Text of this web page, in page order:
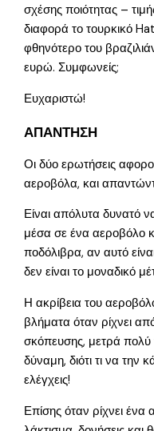
σχέσης ποιότητας –
διαφορά το τουρκικό
φθηνότερο του
ευρώ. Συμφωνείς;
Ευχαριστώ!
ΑΠΑΝΤΗΣΗ
Οι δύο ερωτήσεις
αεροβόλα, και
Είναι απόλυτα δυνατό
μέσα σε ένα αεροβόλο
ποδόλιβρα, αν αυτό
δεν είναι το μοναδικό
Η ακρίβεια του
βλήματα όταν ρίχνει
σκόπευσης, μετρά
δύναμη, διότι τι να την
ελέγχεις!
Επίσης όταν ρίχνει